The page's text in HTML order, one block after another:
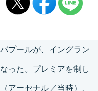
プールが、イングラン
った。プレミアを制し
アーセナル／当時）、